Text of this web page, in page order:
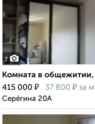
7
Комната в общежитии,
415 000 ₽ 37 800 ₽ за
Серёгина 20А